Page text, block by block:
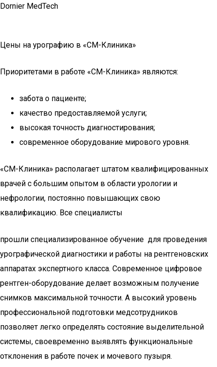
Dornier MedTech
Цены на урографию в «СМ-Клиника»
Приоритетами в работе «СМ-Клиника» являются:
забота о пациенте;
качество предоставляемой услуги;
высокая точность диагностирования;
современное оборудование мирового уровня.
«СМ-Клиника» располагает штатом квалифицированных
врачей с большим опытом в области урологии и
нефрологии, постоянно повышающих свою
квалификацию. Все специалисты
прошли специализированное обучение для проведения
урографической диагностики и работы на рентгеновских
аппаратах экспертного класса. Современное цифровое
рентген-оборудование делает возможным получение
снимков максимальной точности. А высокий уровень
профессиональной подготовки медсотрудников
позволяет легко определять состояние выделительной
системы, своевременно выявлять функциональные
отклонения в работе почек и мочевого пузыря.